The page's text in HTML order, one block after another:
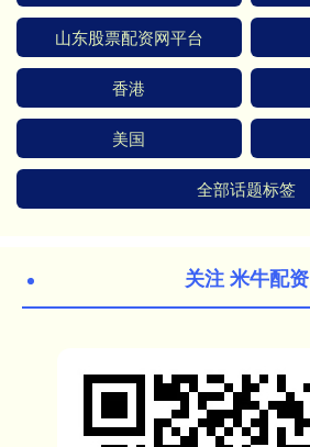
山东股票配资网平台
香港
美国
全部话题标签
关注 米牛配资